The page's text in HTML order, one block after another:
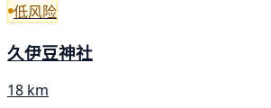
低风险
久伊豆神社
18 km